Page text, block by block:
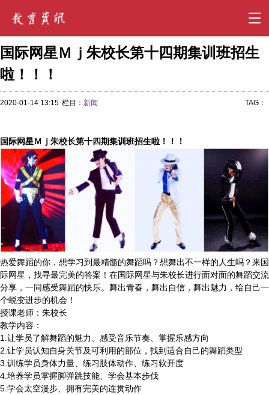
国际网星Ｍｊ朱校长第十四期集训班招生
啦！！！
2020-01-14 13:15 栏目： 新闻 TAG：
国际网星Ｍｊ朱校长第十四期集训班招生啦！ ！！
热爱舞蹈的你，想学习到最精髓的舞蹈吗？想舞出不一样的人生吗？来国
际网星，找寻最完美的答案！在国际网星与朱校长进行面对面的舞蹈交流
分享，一同感受舞蹈的快乐。舞出青春，舞出自信，舞出魅力，给自己一
个蜕变进步的机会！
授课老师：朱校长
教学内容：
1.让学员了解舞蹈的魅力、感受音乐节奏、掌握乐感方向
2.让学员认知自身关节及可利用的部位，找到适合自己的舞蹈类型
3.训练学员身体力量、练习肢体动作、练习软开度
4.培养学员掌握脚弹跳技能、学会基本步伐
5.学会太空漫步、拥有完美的连贯动作